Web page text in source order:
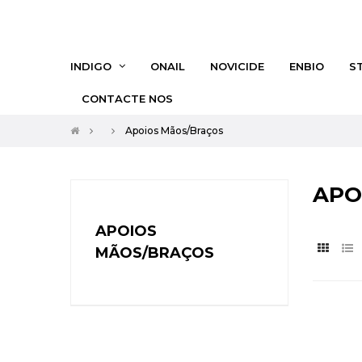
INDIGO ONAIL NOVICIDE ENBIO
CONTACTE NOS
Apoios Mãos/Braços
APOIOS
MÃOS/BRAÇOS